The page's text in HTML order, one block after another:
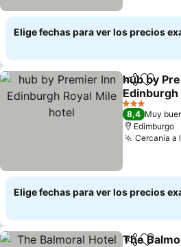
Elige fechas para ver los precios
Compartir
hub by
Edinburgh
hotel
3 Estrellas
8,4 Muy
Edimburgo
Cercanía a
Elige fechas para ver los precios
The